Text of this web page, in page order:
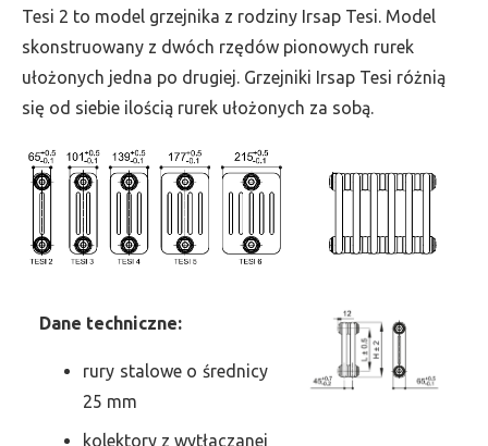
wys.
2000,
szer.
810,
2502
Tesi 2 to model grzejnika z rodziny Irsap Tesi. Model
skonstruowany z dwóch rzędów pionowych rurek
ułożonych jedna po drugiej. Grzejniki Irsap Tesi różnią
się od siebie ilością rurek ułożonych za sobą.
Dane techniczne:
rury stalowe o średnicy
25 mm
kolektory z wytłaczanej